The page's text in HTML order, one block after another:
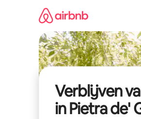
Verblijven
in Pietra de'